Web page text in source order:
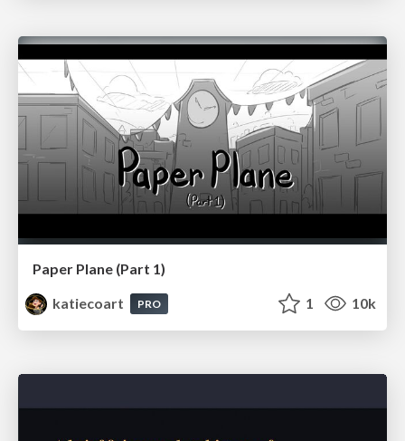
Paper Plane (Part 1)
katiecoart
PRO 1 10k